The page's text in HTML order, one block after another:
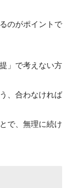
のがポイントで
」で考えない方
、合わなければ
で、無理に続け